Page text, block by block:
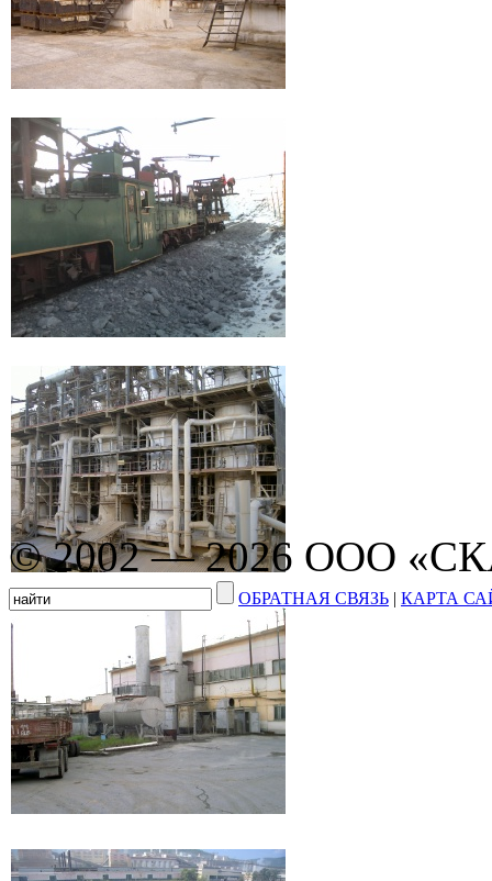
© 2002 — 2026 ООО
ОБРАТНАЯ СВЯЗЬ | КАРТА